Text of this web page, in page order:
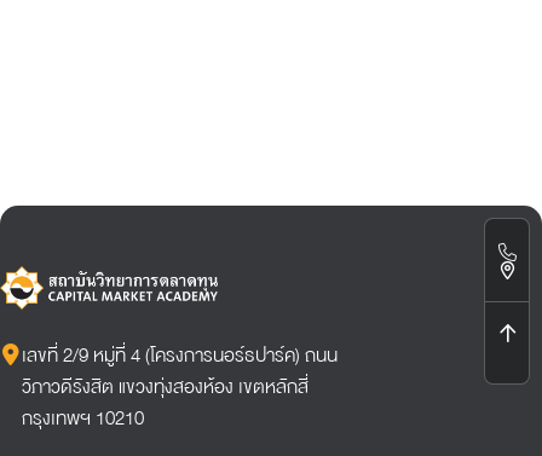
เลขที่ 2/9 หมู่ที่ 4 (โครงการนอร์ธปาร์ค) ถนน
วิภาวดีรังสิต แขวงทุ่งสองห้อง เขตหลักสี่
กรุงเทพฯ 10210